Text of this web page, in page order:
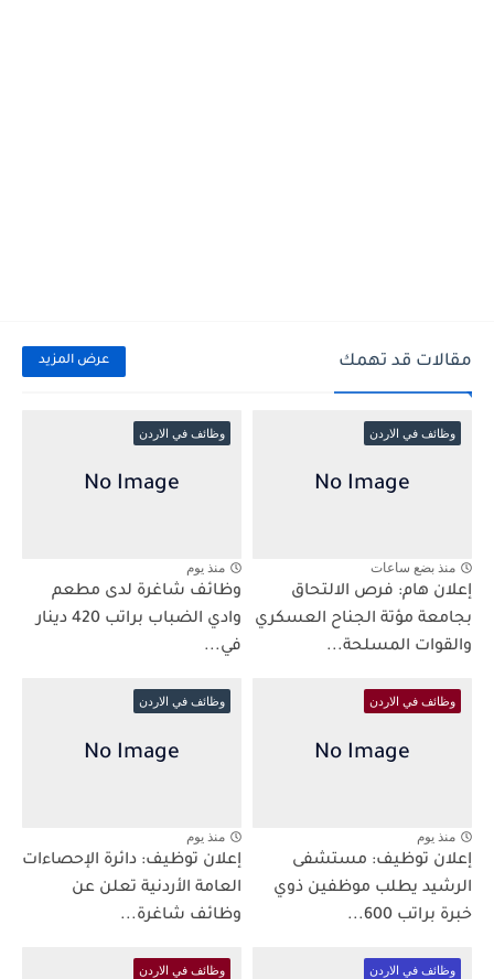
مقالات قد تهمك عرض المزيد
وظائف في الاردن
منذ بضع ساعات
إعلان هام: فرص الالتحاق
بجامعة مؤتة الجناح العسكري
والقوات المسلحة...
وظائف في الاردن
منذ يوم
وظائف شاغرة لدى مطعم
وادي الضباب براتب 420 دينار
في...
وظائف في الاردن
منذ يوم
إعلان توظيف: مستشفى
الرشيد يطلب موظفين ذوي
خبرة براتب 600...
وظائف في الاردن
منذ يوم
إعلان توظيف: دائرة الإحصاءات
العامة الأردنية تعلن عن
وظائف شاغرة...
وظائف في الاردن وظائف في الاردن